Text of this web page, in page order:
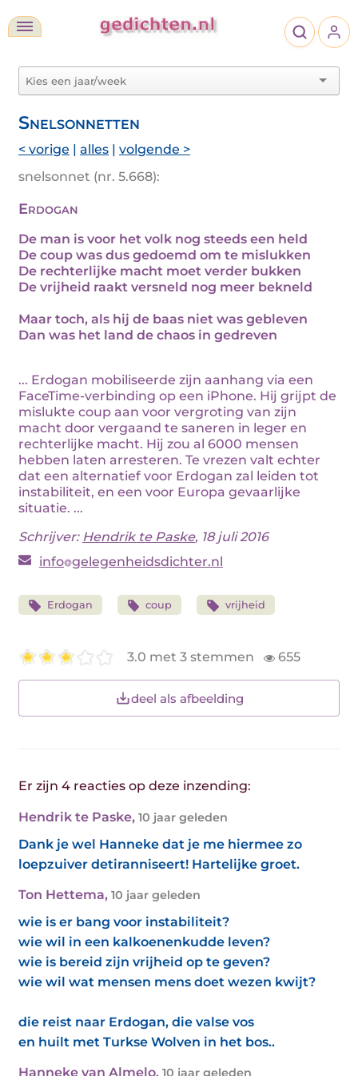
Snelsonnetten
< vorige | alles | volgende >
snelsonnet (nr. 5.668):
Erdogan
De man is voor het volk nog steeds een held
De coup was dus gedoemd om te mislukken
De rechterlijke macht moet verder bukken
De vrijheid raakt versneld nog meer bekneld
Maar toch, als hij de baas niet was gebleven
Dan was het land de chaos in gedreven
... Erdogan mobiliseerde zijn aanhang via een
FaceTime-verbinding op een iPhone. Hij grijpt de
mislukte coup aan voor vergroting van zijn
macht door vergaand te saneren in leger en
rechterlijke macht. Hij zou al 6000 mensen
hebben laten arresteren. Te vrezen valt echter
dat een alternatief voor Erdogan zal leiden tot
instabiliteit, en een voor Europa gevaarlijke
situatie. ...
Schrijver: Hendrik te Paske, 18 juli 2016
info gelegenheidsdichter.nl
Erdogan coup vrijheid
3.0 met 3 stemmen 655
deel als afbeelding
Er zijn 4 reacties op deze inzending:
Hendrik te Paske, 10 jaar geleden
Dank je wel Hanneke dat je me hiermee zo
loepzuiver detiranniseert! Hartelijke groet.
Ton Hettema, 10 jaar geleden
wie is er bang voor instabiliteit?
wie wil in een kalkoenenkudde leven?
wie is bereid zijn vrijheid op te geven?
wie wil wat mensen mens doet wezen kwijt?
die reist naar Erdogan, die valse vos
en huilt met Turkse Wolven in het bos..
Hanneke van Almelo, 10 jaar geleden